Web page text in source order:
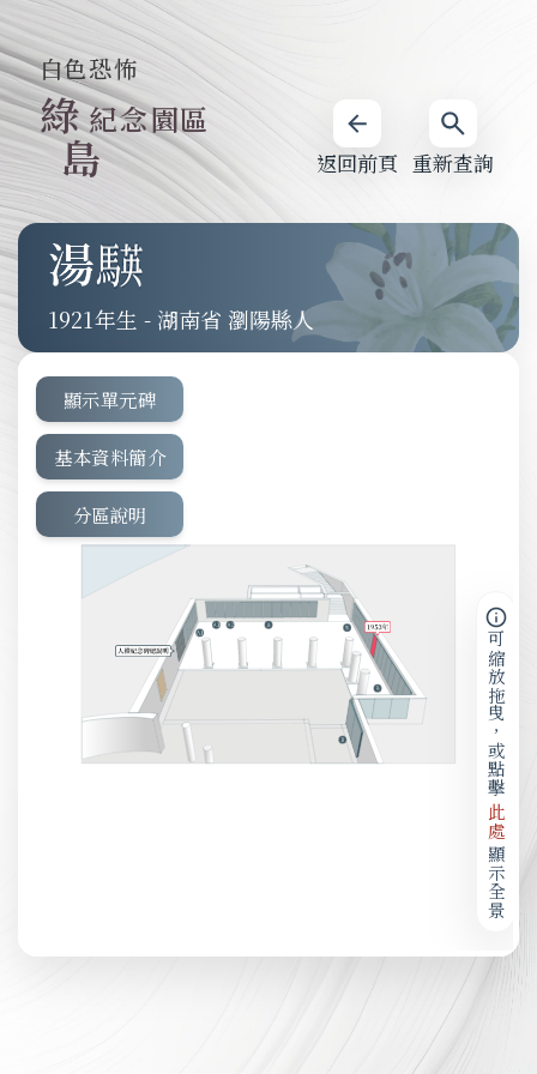
重新查詢
返回前頁
白色恐怖
綠
島
紀念園區
1921 - 湖南省 瀏陽縣人
顯示單元碑
基本資料簡介
分區說明
可縮放拖曳，或點擊
此處
顯示全景